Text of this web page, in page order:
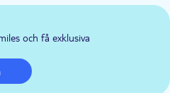
det magnifika Sforza-slottet,
är relaterade till det. Där
mästerverk: Pietà
han gjorde några dagar före sin
och få exklusiva